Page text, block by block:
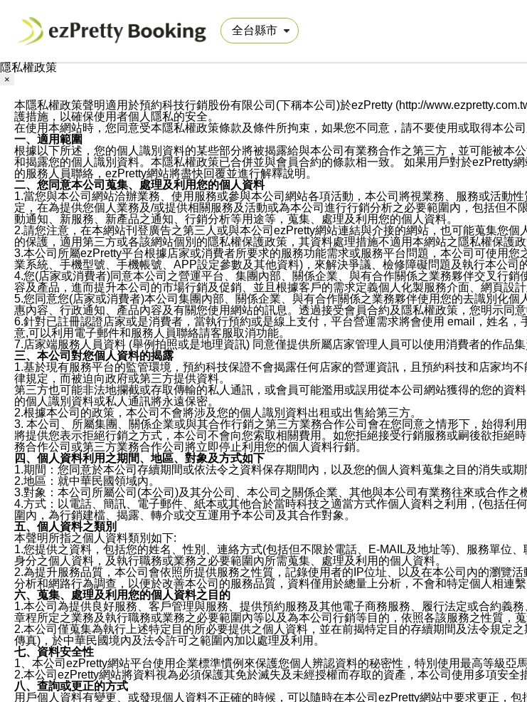
隱私權政策
×
本隱私權政策聲明適用於預約科技行銷股份有限公司(下稱本公司)於ezPretty (http://
護措施，以確保使用者個人隱私的安全。
在使用本網站時，您同意受本隱私權政策條款及條件所拘束，如果您不同意，請不要使用或取得本公司
一、適用範圍
根據以下所述，您的個人識別資料的某些部分將被揭露給與本公司有業務合作之第三方，並可能被本
和揭露您的個人識別資料。本隱私權政策已合併並與會員合約的條款相一致。 如果用戶對於ezPretty
的服務人員聯絡，ezPretty網站將盡快回覆並進行解釋說明。
二、您同意本公司蒐集、處理及利用您的個人資料
1.當您與本公司網站洽辦業務、使用服務或參與本公司網站各項活動，本公司將視業務、服務或活動
定，在為提供您個人業務及/或提供相關服務及活動或為本公司進行行銷分析之必要範圍內，包括但
動通知、新服務、新產品之通知、行銷分析等用途等，蒐集、處理及利用您的個人資料。
2.請您注意，在本網站刊登廣告之第三人或與本公司ezPretty網站連結與介接的網站，也可能蒐集您
的保護，適用第三方或各該網站個別的隱私權保護政策，其資料處理措施不適用本網站之隱私權保護
3.本公司所屬ezPretty平台根據店家或消費者所要求的服務功能需求或服務平台問題，本公司可使用
業系統、手機型號、手機帳號、APP設定參數及其他資料)，來解決爭議、檢修障礙問題及執行本公司
4.您(店家或消費者)同意本公司之營運平台、集團內部、關係企業、與有合作關係之業務夥伴交叉行
容及產品，進而提升本公司的市場行銷及促銷、並且根據客戶的需求定義個人化製服務介面、網頁設
5.您同意您(店家或消費者)本公司集團內部、關係企業、與有合作關係之業務夥伴使用您的去識別化
惠內容、行政通知、產品內容及有關您使用網站的訊息。透過接受會員合約及隱私權政策，您明示同
6.針對已註冊認證店家或是消費者，當執行預約或是線上支付，平台營運需求將會使用 email，姓名
意,可以利用電子郵件和服務人員聯絡請客服取消功能。
7.店家端服務人員資料 (舉例拍照或是地理資訊) 同意僅提供所屬店家管理人員可以使用消費者的作品
三、本公司對您個人資料的揭露
1.基於現有服務平台的監管環境，預約科技保證不會揭露任何店家的營運資訊，且預約科技和店家均
律規定，而被迫向政府或第三方提供資料。
第三方也可能非法地攔截或存取傳輸的私人通訊，或會員可能濫用或誤用從本公司網站獲得的您的資
的個人識別資料或私人通訊將永遠保密。
2.根據本公司的政策，本公司不會將涉及您的個人識別資料出租或出售給第三方。
3. 本公司、所屬集團、關係企業或與其合作行銷之第三方業務合作公司會在您同意之情形下，始得利
將提供您表示拒絕行銷之方式，本公司不會向您索取相關費用。如您拒絕接受行銷服務或嗣後欲拒
務合作公司或第三方業務合作公司將立即停止利用您的個人資料行銷。
四、個人資料利用之期間、地區、對象及方式如下
1.期間：您同意於本公司存續期間或依法令之資料保存期間內，以及您的個人資料蒐集之目的消失或
2.地區：就中華民國領域內。
3.對象：本公司所屬公司(本公司)及其分公司、本公司之關係企業、其他與本公司有業務往來或合作之
4.方式：以電話、簡訊、電子郵件、紙本或其他合於當時科技之適當方式作個人資料之利用，(包括
圍內，為行銷建檔、揭露、轉介或交互運用予本公司及其合作對象。
五、個人資料之類別
本聲明所指之個人資料類別如下:
1.您提供之資料，包括您的姓名、性別、連絡方式(包括但不限於電話、E-MAIL及地址等)、服務單位
身分之個人資料，及執行職務或業務之必要範圍內所需蒐集、處理及利用的個人資料。
2.為提升服務品質，本公司會依照所提供服務之性質，記錄使用者的IP位址、以及在本公司內的瀏覽
分析和網路行為調查，以便於改善本公司的服務品質，資料僅用於總量上分析，不會和特定個人相連繫
六、蒐集、處理及利用您的個人資料之目的
1.本公司為提供良好服務、客戶管理與服務、提供預約服務及其他電子商務服務、履行法定或合約義
章程所定之業務及執行職務或業務之必要範圍內等以及為本公司行銷等目的，依照各該服務之性質，
2.本公司僅蒐集為執行上述特定目的所必要提供之個人資料，並在前揭特定目的存續期間及法令規定
傳真)，於中華民國境內及法令許可之範圍內加以處理及利用。
七、資料安全性
1、本公司ezPretty網站平台使用企業標準慣例來保護您個人辨認資料的秘密性，特別使用最高等級亞
2.本公司ezPretty網站將資料視為必須保護其免於滅失及未經授權而存取的資產，本公司使用多項安全
八、查詢或更正的方式
用戶個人資料有變更、或發現個人資料不正確的時候，可以隨時在本公司ezPretty網站中要求更正，包